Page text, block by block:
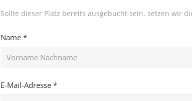
Sollte dieser Platz bereits ausgebucht sein, setzen wir
Name *
E-Mail-Adresse *